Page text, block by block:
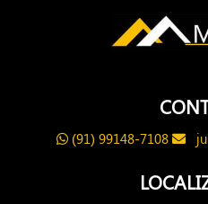
(91) 99148-7108